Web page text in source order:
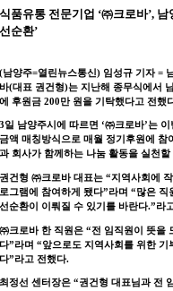
식품유통 전문기업 ‘㈜크로바’,
선순환’
(남양주=열린뉴스통신) 임성규 기자 =
바(대표 권건형)는 지난해 종무식에서
에 후원금 200만 원을 기탁했다고 전했
3일 남양주시에 따르면 ‘㈜크로바’는
금액 매칭방식으로 매월 정기후원에 참
과 회사가 함께하는 나눔 활동을 실천할
권건형 ㈜크로바 대표는 “지역사회에
로그램에 참여하게 됐다”라며 “많은
선순환이 이뤄질 수 있기를 바란다.”라
㈜크로바 한 직원은 “전 임직원이 뜻을
다”라며 “앞으로도 지역사회를 위한
다”라고 전했다.
최정선 센터장은 “권건형 대표님과 전